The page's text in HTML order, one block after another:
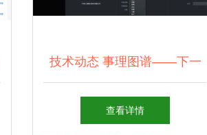
技术动态 事理图谱——下一
代知识图谱的崛起与计算机软
查看详情